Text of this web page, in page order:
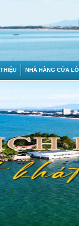
NHÀ HÀNG CỬA LÒ